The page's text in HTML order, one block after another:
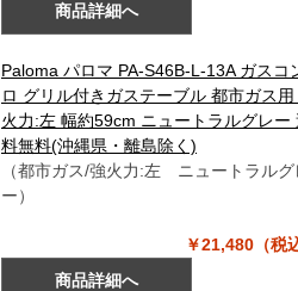
商品詳細へ
Paloma パロマ PA-S46B-L-13A ガスコ
ロ グリル付きガステーブル 都市ガス用
火力:左 幅約59cm ニュートラルグレー
料無料(沖縄県・離島除く)
（都市ガス/強火力:左 ニュートラルグ
ー）
￥21,480（税
商品詳細へ